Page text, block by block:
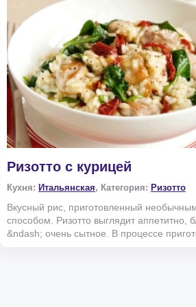
Ризотто с курицей
Кухня: Итальянская, Категория: Ризотто
Вкусный рис, приготовленный
способом. Ризотто выглядит аппетитно,
&ndash; очень сытное. В процессе